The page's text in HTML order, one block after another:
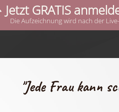
Jetzt GRATIS
Die Aufzeichnung wird nach der
"Jede Frau kann